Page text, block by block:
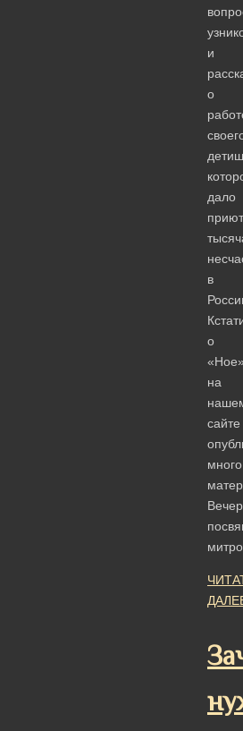
и
о
дало
приют
в
о
на
сайте
много